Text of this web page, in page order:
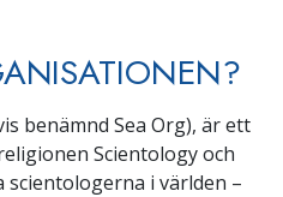
benämnd Sea Org), är ett
Scientology och
scientologerna i världen –